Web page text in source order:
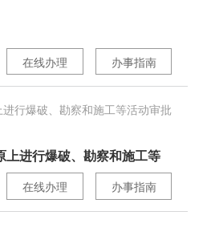
办事指南
在线办理
行爆破、勘察和施工等活动审批
上进行爆破、勘察和施工等
办事指南
在线办理